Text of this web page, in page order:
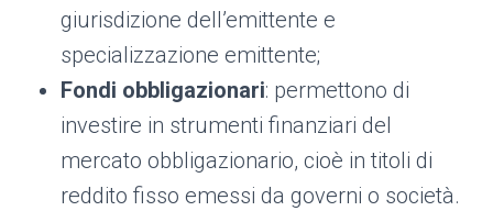
giurisdizione dell’emittente e
specializzazione emittente;
Fondi obbligazionari: permettono di
investire in strumenti finanziari del
mercato obbligazionario, cioè​ in titoli di
reddito fisso emessi da governi o società.